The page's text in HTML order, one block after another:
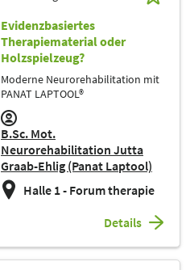
Evidenzbasiertes
Therapiematerial oder
Holzspielzeug?
Moderne Neurorehabilitation mit
PANAT LAPTOOL®
B.Sc. Mot.
Neurorehabilitation Jutta
Graab-Ehlig (Panat Laptool)
Halle 1 - Forum therapie
Details